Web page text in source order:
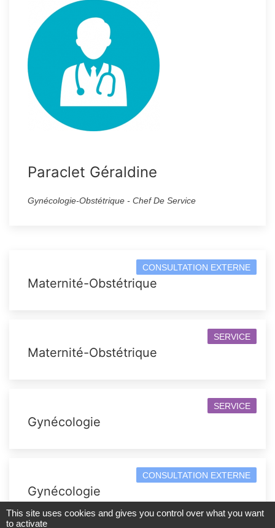
Paraclet Géraldine
Gynécologie-Obstétrique - Chef De Service
CONSULTATION EXTERNE
Maternité-Obstétrique
SERVICE
Maternité-Obstétrique
SERVICE
Gynécologie
CONSULTATION EXTERNE
Gynécologie
Plan du site
This site uses cookies and gives you control over what you want
to activate